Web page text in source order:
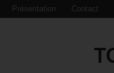
Présentation Contact